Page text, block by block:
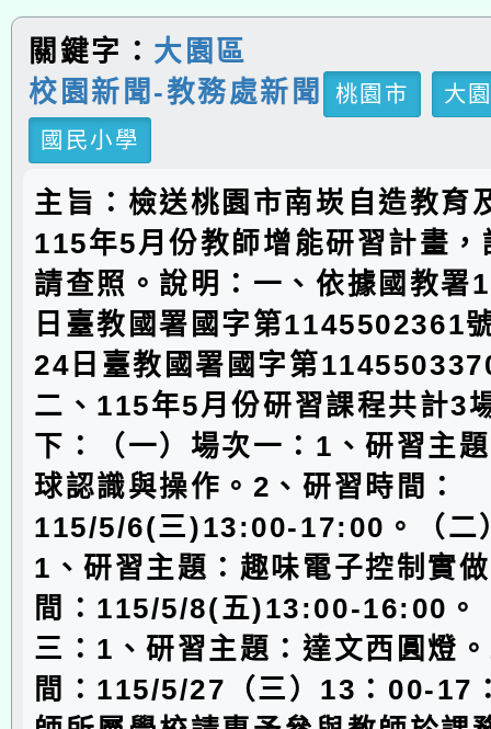
關鍵字： 大園區
校園新聞-教務處新聞
桃園市
大
國民小學
主旨：檢送桃園市南崁自造教育
115年5月份教師增能研習計畫，
請查照。說明：一、依據國教署
日臺教國署國字第1145502361
24日臺教國署國字第
二、115年5月份研習課程共計3
下：（一）場次一：1、研習主
球認識與操作。2、研習時間：
115/5/6(三)13:00-17:00。（二
1、研習主題：趣味電子控制實
間：115/5/8(五)13:00-16:00。
三：1、研習主題：達文西圓燈
間：115/5/27（三）13：00-17